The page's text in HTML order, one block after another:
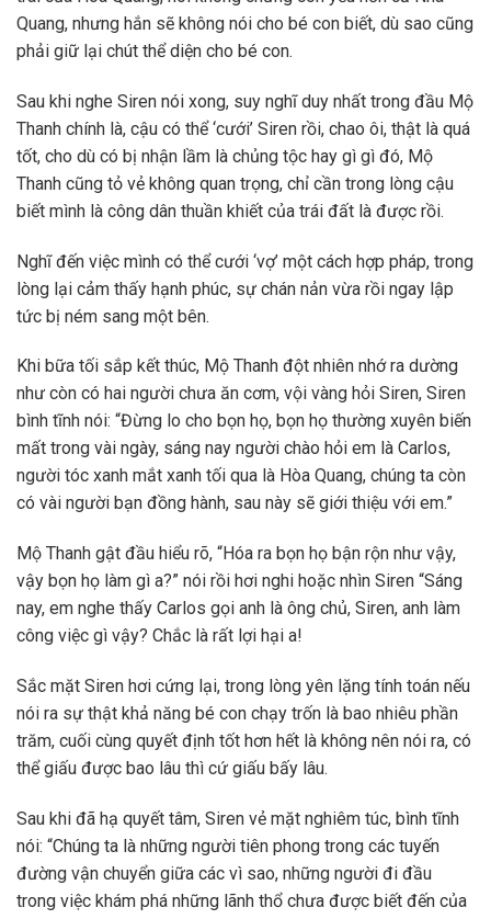
Quang, nhưng hắn sẽ không nói cho bé con biết, dù sao cũng
phải giữ lại chút thể diện cho bé con.
Sau khi nghe Siren nói xong, suy nghĩ duy nhất trong đầu Mộ
Thanh chính là, cậu có thể ‘cưới’ Siren rồi, chao ôi, thật là quá
tốt, cho dù có bị nhận lầm là chủng tộc hay gì gì đó, Mộ
Thanh cũng tỏ vẻ không quan trọng, chỉ cần trong lòng cậu
biết mình là công dân thuần khiết của trái đất là được rồi.
Nghĩ đến việc mình có thể cưới ‘vợ’ một cách hợp pháp, trong
lòng lại cảm thấy hạnh phúc, sự chán nản vừa rồi ngay lập
tức bị ném sang một bên.
Khi bữa tối sắp kết thúc, Mộ Thanh đột nhiên nhớ ra dường
như còn có hai người chưa ăn cơm, vội vàng hỏi Siren, Siren
bình tĩnh nói: “Đừng lo cho bọn họ, bọn họ thường xuyên biến
mất trong vài ngày, sáng nay người chào hỏi em là Carlos,
người tóc xanh mắt xanh tối qua là Hòa Quang, chúng ta còn
có vài người bạn đồng hành, sau này sẽ giới thiệu với em.”
Mộ Thanh gật đầu hiểu rõ, “Hóa ra bọn họ bận rộn như vậy,
vậy bọn họ làm gì a?” nói rồi hơi nghi hoặc nhìn Siren “Sáng
nay, em nghe thấy Carlos gọi anh là ông chủ, Siren, anh làm
công việc gì vậy? Chắc là rất lợi hại a!
Sắc mặt Siren hơi cứng lại, trong lòng yên lặng tính toán nếu
nói ra sự thật khả năng bé con chạy trốn là bao nhiêu phần
trăm, cuối cùng quyết định tốt hơn hết là không nên nói ra, có
thể giấu được bao lâu thì cứ giấu bấy lâu.
Sau khi đã hạ quyết tâm, Siren vẻ mặt nghiêm túc, bình tĩnh
nói: “Chúng ta là những người tiên phong trong các tuyến
đường vận chuyển giữa các vì sao, những người đi đầu
trong việc khám phá những lãnh thổ chưa được biết đến của